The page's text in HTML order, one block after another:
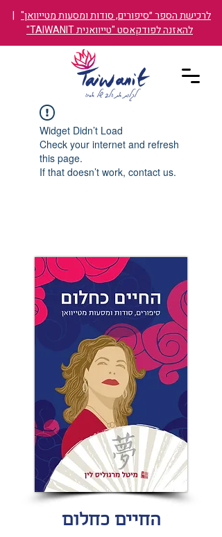
לרכישת הספר ״סיפורים, סודות ומסעות מטייוואן" |
להאזנה לפודקאסט "טייוואנית TAIWANIT"
Widget Didn’t Load
Check your internet and refresh
this page.
If that doesn’t work, contact us.
החיים כחלום